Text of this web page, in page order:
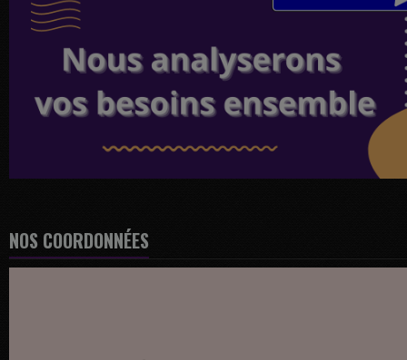
NOS COORDONNÉES